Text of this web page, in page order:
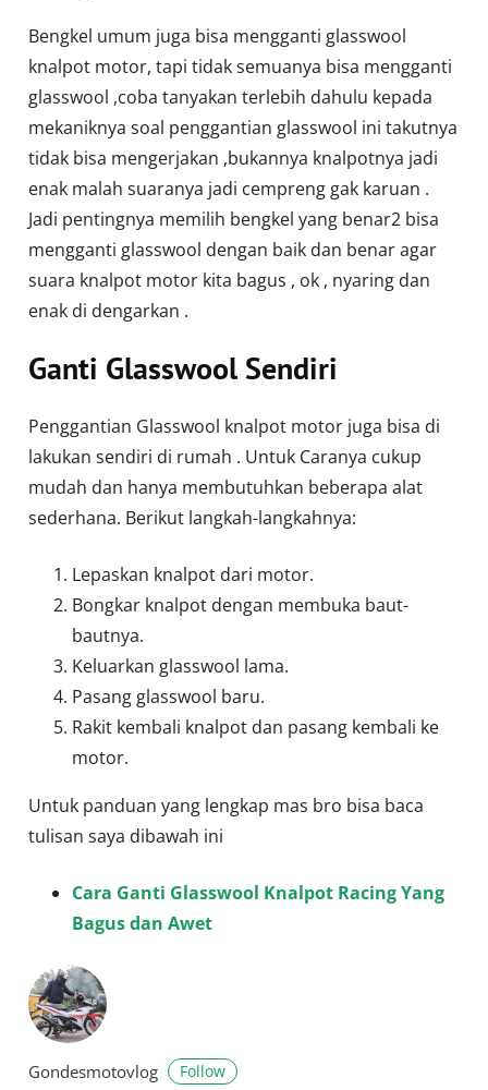
Bengkel umum juga bisa mengganti glasswool
knalpot motor, tapi tidak semuanya bisa mengganti
glasswool ,coba tanyakan terlebih dahulu kepada
mekaniknya soal penggantian glasswool ini takutnya
tidak bisa mengerjakan ,bukannya knalpotnya jadi
enak malah suaranya jadi cempreng gak karuan .
Jadi pentingnya memilih bengkel yang benar2 bisa
mengganti glasswool dengan baik dan benar agar
suara knalpot motor kita bagus , ok , nyaring dan
enak di dengarkan .
Ganti Glasswool Sendiri
Penggantian Glasswool knalpot motor juga bisa di
lakukan sendiri di rumah . Untuk Caranya cukup
mudah dan hanya membutuhkan beberapa alat
sederhana. Berikut langkah-langkahnya:
Lepaskan knalpot dari motor.
Bongkar knalpot dengan membuka baut-
bautnya.
Keluarkan glasswool lama.
Pasang glasswool baru.
Rakit kembali knalpot dan pasang kembali ke
motor.
Untuk panduan yang lengkap mas bro bisa baca
tulisan saya dibawah ini
Cara Ganti Glasswool Knalpot Racing Yang
Bagus dan Awet
Gondesmotovlog Follow